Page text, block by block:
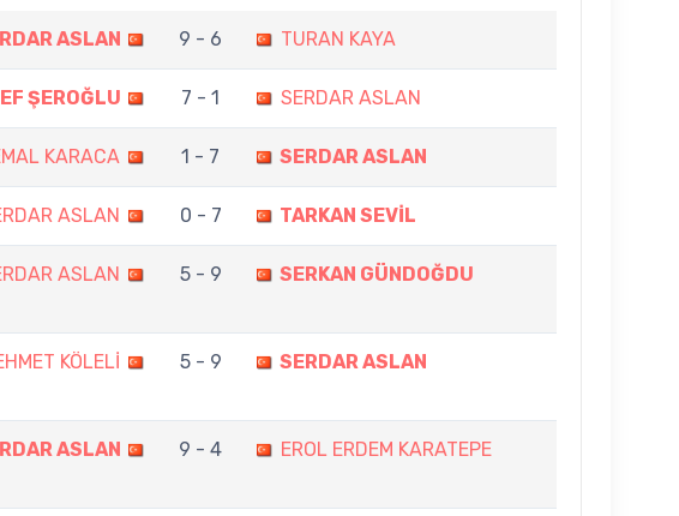
ASLAN 9 - 6 TURAN KAYA
ŞEROĞLU 7 - 1 SERDAR ASLAN
KARACA 1 - 7 SERDAR ASLAN
ASLAN 0 - 7 TARKAN SEVİL
ASLAN 5 - 9 SERKAN GÜNDOĞDU
KÖLELİ 5 - 9 SERDAR ASLAN
ASLAN 9 - 4 EROL ERDEM KARATEPE